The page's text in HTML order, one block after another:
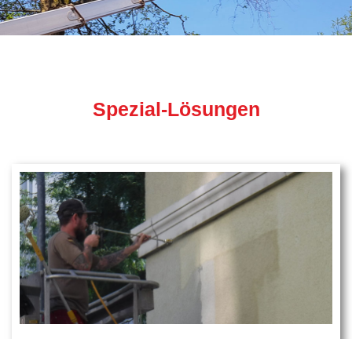
Spezial-Lösungen